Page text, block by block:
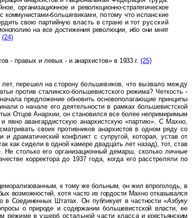
организационное и революционно-стратегическое
коммунистами-большевиками, потому что испанские
свою партийную власть в стране и тотрусский
на все достижения революции, ибо они мнят
(24)
- правых и левых - и анархистов» в 1933 г.(25)
лет, перешел на сторонубольшевиков, что вызвало между
против сталинско-большевистского режима? Четкость -
предложение обновить основополагающие принципы
о начале его деятельности в рамках большевистской
Отцов Анархии, он становился все более непримиримым
явно авангардистскую анархистскую «партию». С Махно,
своих противников анархистов в одном ряду со
драматический конфликт с супругой, которая, устав от
как сидели в одной камере двадцать лет назад), тот, став
столько его организационный демарш, сколько личные
корректора до 1937 года, когда его расстреляли по
к тому же больным, он жил впроголодь, в
возможностей, хотя часто из гордости Махно отказывался
в Соединенных Штатах. Он публикует в частности«Азбуку
о природе и содержании большевистской власти, ее
режиме в ущерб остальной части класса икрестьянским